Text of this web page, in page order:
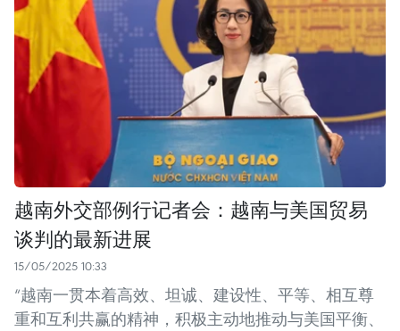
越南外交部例行记者会：越南与美国贸易
谈判的最新进展
15/05/2025 10:33
“越南一贯本着高效、坦诚、建设性、平等、相互尊
重和互利共赢的精神，积极主动地推动与美国平衡、